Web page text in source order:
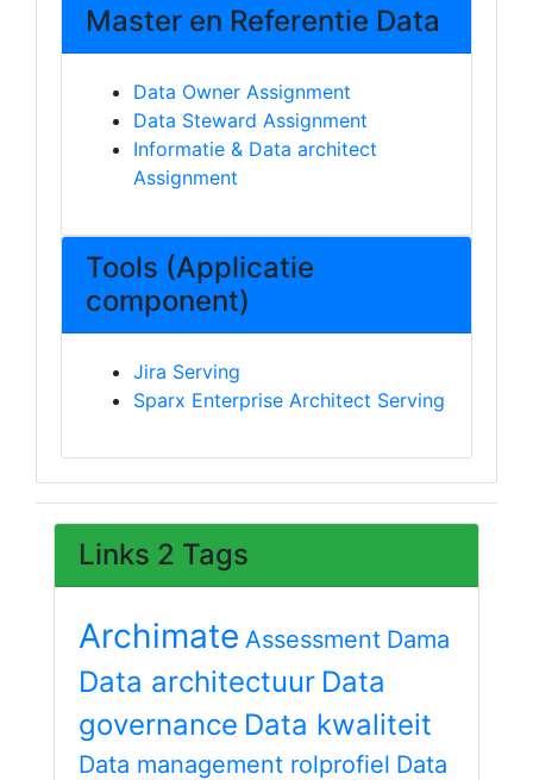
Master en Referentie Data
Data Owner Assignment
Data Steward Assignment
Informatie & Data architect
Assignment
Tools (Applicatie
component)
Jira Serving
Sparx Enterprise Architect Serving
Links 2 Tags
Archimate Assessment Dama
Data architectuur Data
governance Data kwaliteit
Data management rolprofiel Data